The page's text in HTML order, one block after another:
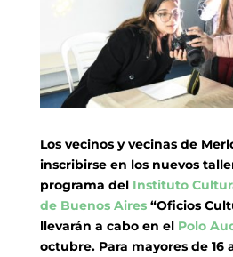
Los vecinos y vecinas de
inscribirse en los nuevos
programa del Instituto
de Buenos Aires“Oficios
llevarán a cabo en el Polo
octubre. Para mayores de 16